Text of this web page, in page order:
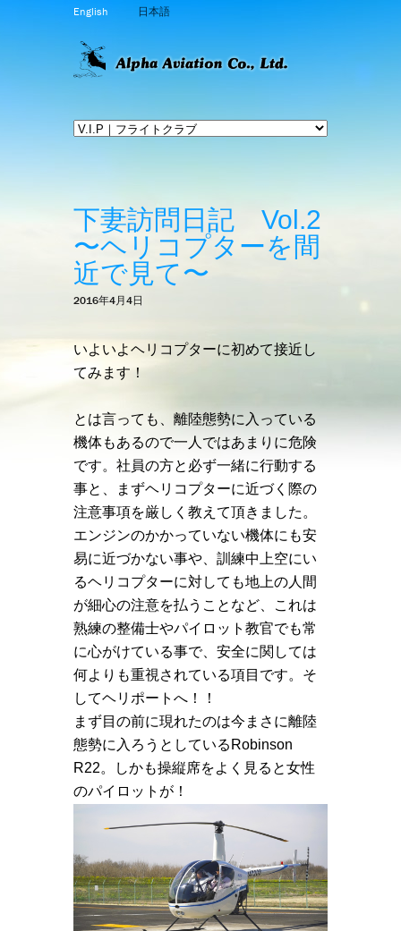
English 日本語
下妻訪問日記 Vol.2
〜ヘリコプターを間
近で見て〜
2016年4月4日
いよいよヘリコプターに初めて接近し
てみます！
とは言っても、離陸態勢に入っている
機体もあるので一人ではあまりに危険
です。社員の方と必ず一緒に行動する
事と、まずヘリコプターに近づく際の
注意事項を厳しく教えて頂きました。
エンジンのかかっていない機体にも安
易に近づかない事や、訓練中上空にい
るヘリコプターに対しても地上の人間
が細心の注意を払うことなど、これは
熟練の整備士やパイロット教官でも常
に心がけている事で、安全に関しては
何よりも重視されている項目です。そ
してヘリポートへ！！
まず目の前に現れたのは今まさに離陸
態勢に入ろうとしているRobinson
R22。しかも操縦席をよく見ると女性
のパイロットが！